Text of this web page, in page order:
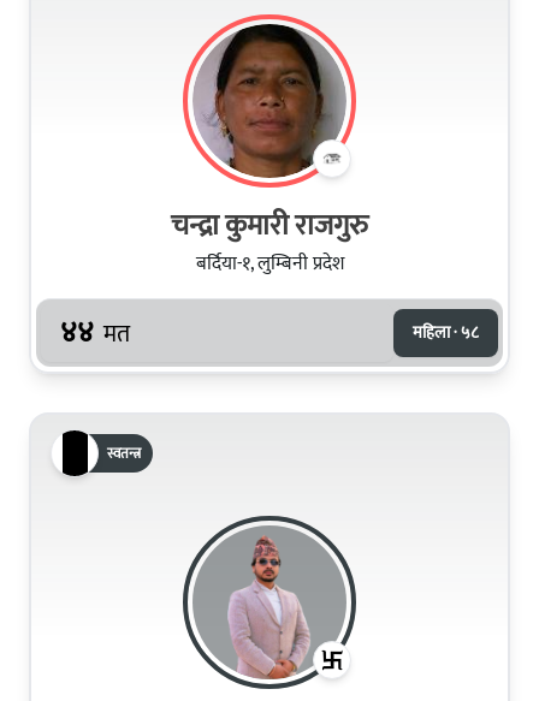
चन्द्रा कुमारी राजगुरु
बर्दिया-१, लुम्बिनी प्रदेश
४४ मत महिला · ५८
स्वतन्त्र